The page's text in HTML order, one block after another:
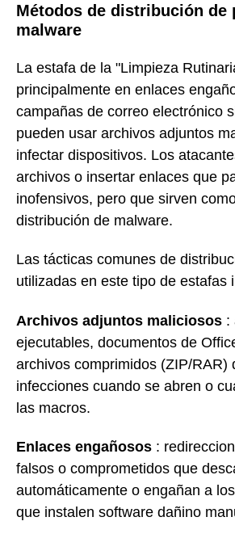
Métodos de distribución de
malware
La estafa de la "Limpieza
principalmente en enlaces
campañas de correo electrónico
pueden usar archivos adjuntos
infectar dispositivos. Los
archivos o insertar enlaces que
inofensivos, pero que sirven
distribución de malware.
Las tácticas comunes de
utilizadas en este tipo de estafas
Archivos adjuntos maliciosos :
ejecutables, documentos de
archivos comprimidos (ZIP/RAR)
infecciones cuando se abren o
las macros.
Enlaces engañosos :
falsos o comprometidos que
automáticamente o engañan a
que instalen software dañino